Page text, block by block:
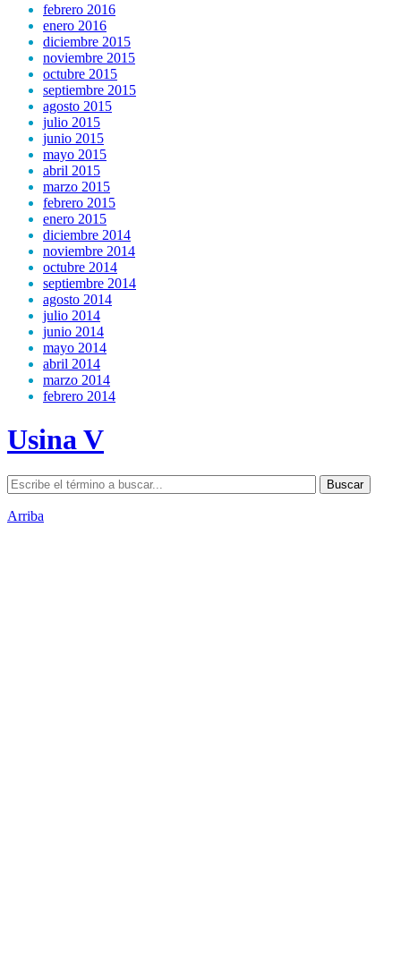
febrero 2016
enero 2016
diciembre 2015
noviembre 2015
octubre 2015
septiembre 2015
agosto 2015
julio 2015
junio 2015
mayo 2015
abril 2015
marzo 2015
febrero 2015
enero 2015
diciembre 2014
noviembre 2014
octubre 2014
septiembre 2014
agosto 2014
julio 2014
junio 2014
mayo 2014
abril 2014
marzo 2014
febrero 2014
Usina V
Arriba